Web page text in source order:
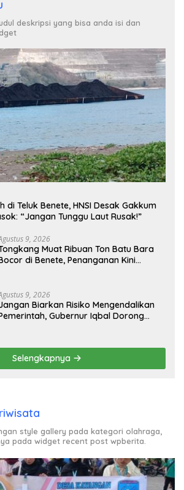
deskripsi yang bisa anda isi dan
di Teluk Benete, HNSI Desak Gakkum
“Jangan Tunggu Laut Rusak!”
9, 2026
Muat Ribuan Ton Batu Bara
di Benete, Penanganan Kini
9, 2026
Biarkan Risiko Mengendalikan
Gubernur Iqbal Dorong
Selengkapnya
style gallery pada kategori olahraga,
pada widget recent post wpberita.